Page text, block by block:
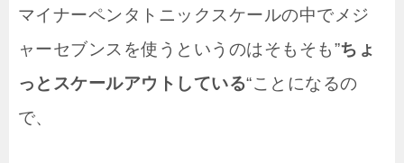
マイナーペンタトニックスケールの中でメジ
ャーセブンスを使うというのはそもそも”ちょ
っとスケールアウトしている“ことになるの
で、